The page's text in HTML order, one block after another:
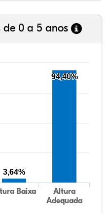
0 a 5 anos
Baixa
Altura
Adequada
3,64%
94,40%